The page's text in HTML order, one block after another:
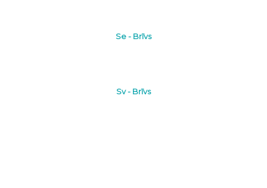
Se - Brīvs
Sv - Brīvs